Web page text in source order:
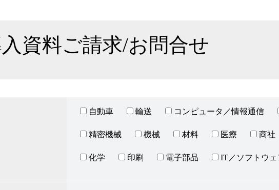
資料ご請求/お問合せ
自動車 輸送 コンピュータ／情報通信
精密機械 機械 材料 医療 商社
化学 印刷 電子部品 IT／ソフトウェ